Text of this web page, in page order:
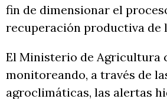
fin de dimensionar el
recuperación productiva de
El Ministerio de Agricultura
monitoreando, a través de
agroclimáticas, las alertas